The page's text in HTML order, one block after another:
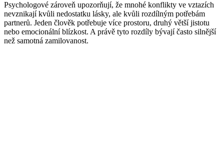
Psychologové zároveň upozorňují, že mnohé konflikty ve vztazích
nevznikají kvůli nedostatku lásky, ale kvůli rozdílným potřebám
partnerů. Jeden člověk potřebuje více prostoru, druhý větší jistotu
nebo emocionální blízkost. A právě tyto rozdíly bývají často silnější
než samotná zamilovanost.